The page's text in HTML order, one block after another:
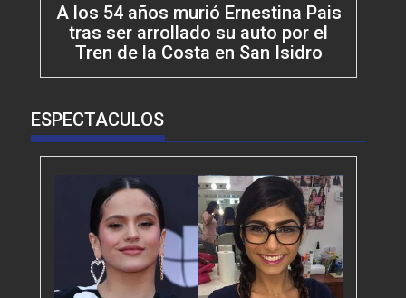
A los 54 años murió Ernestina Pais
tras ser arrollado su auto por el
Tren de la Costa en San Isidro
ESPECTACULOS